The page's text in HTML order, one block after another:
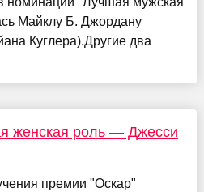
Майклу Б. Джордану
Куглера).Другие два
женская роль — Джесси
премии "Оскар"